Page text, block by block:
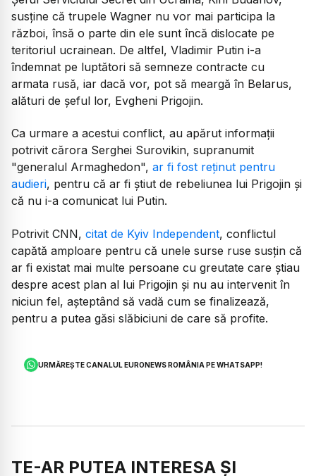
susține că trupele Wagner nu vor mai participa la
război, însă o parte din ele sunt încă dislocate pe
teritoriul ucrainean. De altfel, Vladimir Putin i-a
îndemnat pe luptători să semneze contracte cu
armata rusă, iar dacă vor, pot să meargă în Belarus,
alături de șeful lor, Evgheni Prigojin.
Ca urmare a acestui conflict, au apărut informații
potrivit cărora Serghei Surovikin, supranumit
"generalul Armaghedon", ar fi fost reținut pentru
audieri, pentru că ar fi știut de rebeliunea lui Prigojin și
că nu i-a comunicat lui Putin.
Potrivit CNN, citat de Kyiv Independent, conflictul
capătă amploare pentru că unele surse ruse susțin că
ar fi existat mai multe persoane cu greutate care știau
despre acest plan al lui Prigojin și nu au intervenit în
niciun fel, așteptând să vadă cum se finalizează,
pentru a putea găsi slăbiciuni de care să profite.
URMĂREȘTE CANALUL EURONEWS ROMÂNIA PE WHATSAPP!
TE-AR PUTEA INTERESA ȘI